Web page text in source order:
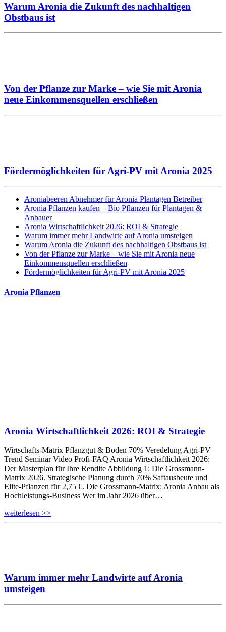
Warum Aronia die Zukunft des nachhaltigen
Obstbaus ist
Von der Pflanze zur Marke – wie Sie mit Aronia
neue Einkommensquellen erschließen
Fördermöglichkeiten für Agri-PV mit Aronia 2025
Aroniabeeren Abnehmer für Aronia Plantagen Betreiber
Aronia Pflanzen kaufen – Bio Pflanzen für Plantagen &
Anbauer
Aronia Wirtschaftlichkeit 2026: ROI & Strategie
Warum immer mehr Landwirte auf Aronia umsteigen
Warum Aronia die Zukunft des nachhaltigen Obstbaus ist
Von der Pflanze zur Marke – wie Sie mit Aronia neue
Einkommensquellen erschließen
Fördermöglichkeiten für Agri-PV mit Aronia 2025
Aronia Pflanzen
Aronia Wirtschaftlichkeit 2026: ROI & Strategie
Wirtschafts-Matrix Pflanzgut & Boden 70% Veredelung Agri-PV
Trend Seminar Video Profi-FAQ Aronia Wirtschaftlichkeit 2026:
Der Masterplan für Ihre Rendite Abbildung 1: Die Grossmann-
Matrix 2026. Strategische Planung durch 70% Saftausbeute und
Elite-Pflanzen für 2,75 €. Die Grossmann-Matrix: Aronia Anbau als
Hochleistungs-Business Wer im Jahr 2026 über…
weiterlesen >>
Warum immer mehr Landwirte auf Aronia
umsteigen